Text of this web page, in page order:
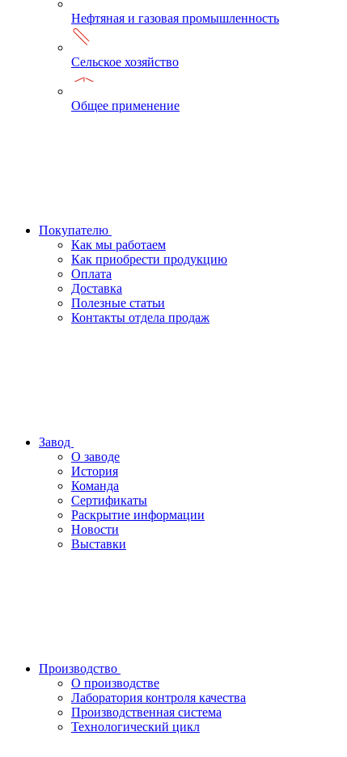
Нефтяная и газовая промышленность
Сельское хозяйство
Общее применение
Покупателю
Как мы работаем
Как приобрести продукцию
Оплата
Доставка
Полезные статьи
Контакты отдела продаж
Завод
О заводе
История
Команда
Сертификаты
Раскрытие информации
Новости
Выставки
Производство
О производстве
Лаборатория контроля качества
Производственная система
Технологический цикл